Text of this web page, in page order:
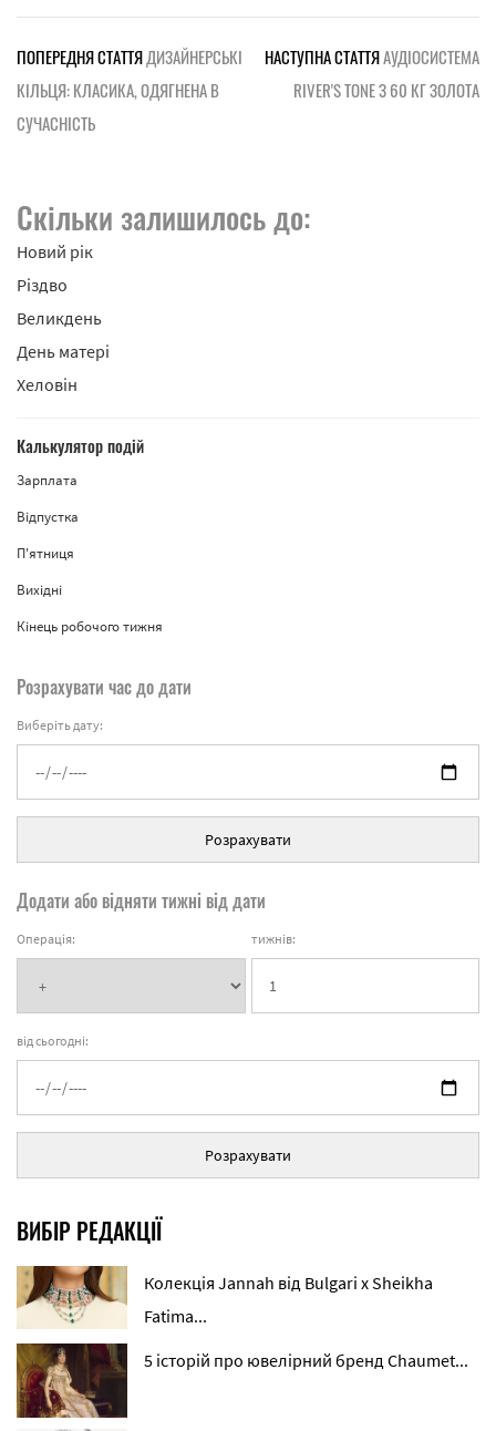
ПОПЕРЕДНЯ СТАТТЯДИЗАЙНЕРСЬКІ
КІЛЬЦЯ: КЛАСИКА, ОДЯГНЕНА В
СУЧАСНІСТЬ
НАСТУПНА СТАТТЯАУДІОСИСТЕМА
RIVER'S TONE З 60 КГ ЗОЛОТА
Скільки залишилось до:
Новий рік
Різдво
Великдень
День матері
Хеловін
Калькулятор подій
Зарплата
Відпустка
П'ятниця
Вихідні
Кінець робочого тижня
Розрахувати час до дати
Виберіть дату:
Розрахувати
Додати або відняти тижні від дати
Операція: тижнів:
від сьогодні:
Розрахувати
ВИБІР РЕДАКЦІЇ
Колекція Jannah від Bulgari x Sheikha
Fatima...
5 історій про ювелірний бренд Chaumet...